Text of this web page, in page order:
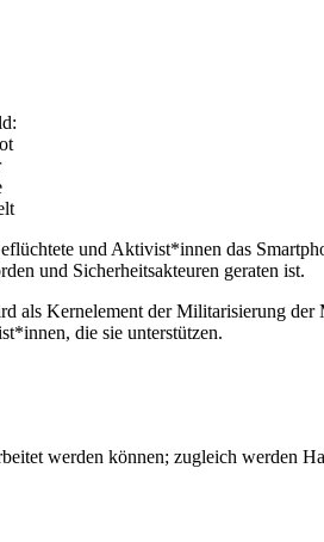
und Aktivist*innen das
und Sicherheitsakteuren geraten ist.
als Kernelement der Militarisierung
die sie unterstützen.
werden können; zugleich werden